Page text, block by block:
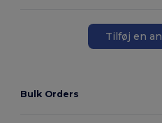
Tilføj en
Bulk Orders